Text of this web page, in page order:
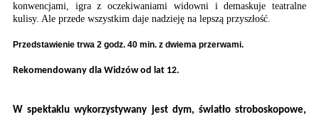
konwencjami, igra z oczekiwaniami widowni i demaskuje teatralne
kulisy. Ale przede wszystkim daje nadzieję na lepszą przyszłość.
Przedstawienie trwa 2 godz. 40 min. z dwiema przerwami.
Rekomendowany dla Widzów od lat 12.
W spektaklu wykorzystywany jest dym, światło stroboskopowe,